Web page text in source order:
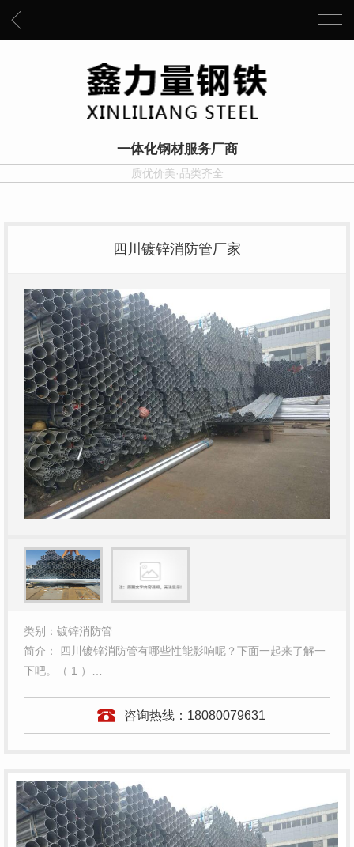
一体化钢材服务厂商
质优价美·品类齐全
四川镀锌消防管厂家
类别：镀锌消防管
简介： 四川镀锌消防管有哪些性能影响呢？下面一起来了解一
下吧。（ 1 ）…
咨询热线： 18080079631